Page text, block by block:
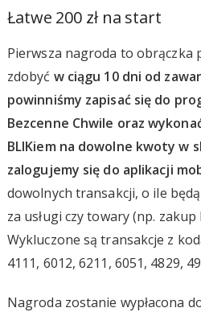
Łatwe 200 zł na start
Pierwsza nagroda to obrączka
zdobyć w ciągu 10 dni od
powinniśmy zapisać się do
Bezcenne Chwile oraz
BLIKiem na dowolne kwoty w
zalogujemy się do aplikacji
dowolnych transakcji, o ile
za usługi czy towary (np. zakup
Wykluczone są transakcje z
4111, 6012, 6211, 6051, 4829,
Nagroda zostanie wypłacona